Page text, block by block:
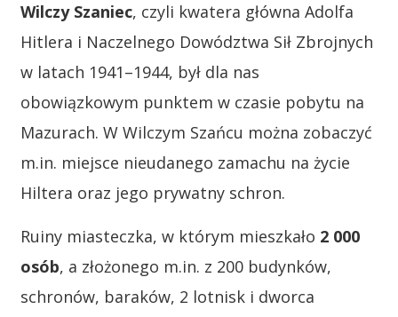
Wilczy Szaniec, czyli kwatera główna Adolfa
Hitlera i Naczelnego Dowództwa Sił Zbrojnych
w latach 1941–1944, był dla nas
obowiązkowym punktem w czasie pobytu na
Mazurach. W Wilczym Szańcu można zobaczyć
m.in. miejsce nieudanego zamachu na życie
Hiltera oraz jego prywatny schron.
Ruiny miasteczka, w którym mieszkało 2 000
osób, a złożonego m.in. z 200 budynków,
schronów, baraków, 2 lotnisk i dworca